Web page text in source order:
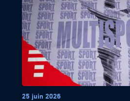
25 juin 2026